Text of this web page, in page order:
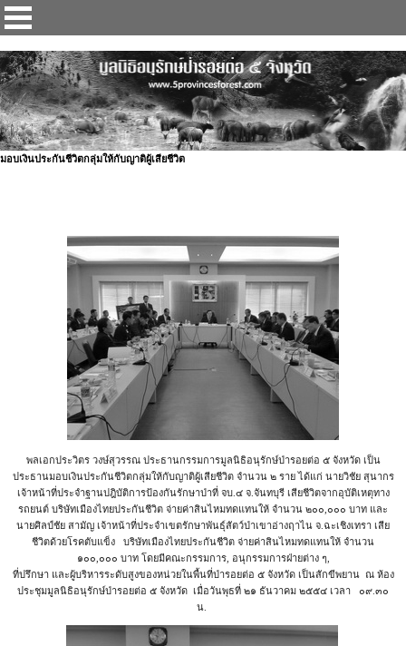
มอบเงินประกันชีวิตกลุ่มให้กับญาติผู้เสียชีวิต
พลเอกประวิตร วงษ์สุวรรณ ประธานกรรมการมูลนิธิอนุรักษ์ป่ารอยต่อ ๕ จังหวัด เป็น
ประธานมอบเงินประกันชีวิตกลุ่มให้กับญาติผู้เสียชีวิต จำนวน ๒ ราย ได้แก่ นายวิชัย สุนากร
เจ้าหน้าที่ประจำฐานปฎิบัติการป้องกันรักษาป่าที่ จบ.๔ จ.จันทบุรี เสียชีวิตจากอุบัติเหตุทาง
รถยนต์ บริษัทเมืองไทยประกันชีวิต จ่ายค่าสินไหมทดแทนให้ จำนวน ๒๐๐,๐๐๐ บาท และ
นายศิลป์ชัย สามัญ เจ้าหน้าที่ประจำเขตรักษาพันธุ์สัตว์ป่าเขาอ่างฤาไน จ.ฉะเชิงเทรา เสีย
ชีวิตด้วยโรคตับแข็ง
บริษัทเมืองไทยประกันชีวิต จ่ายค่าสินไหมทดแทนให้ จำนวน
๑๐๐,๐๐๐ บาท โดยมีคณะกรรมการ, อนุกรรมการฝ่ายต่าง ๆ,
ที่ปรึกษา และผู้บริหารระดับสูงของหน่วยในพื้นที่ป่ารอยต่อ ๕ จังหวัด เป็นสักขีพยาน ณ ห้อง
ประชุมมูลนิธิอนุรักษ์ป่ารอยต่อ ๕ จังหวัด เมื่อวันพุธที่ ๒๑ ธันวาคม ๒๕๕๔ เวลา ๐๙.๓๐
น.